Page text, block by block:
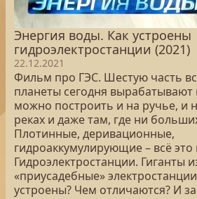
Энергия воды. Как устроены
гидроэлектростанции (2021)
22.12.2021
Фильм про ГЭС. Шестую часть
планеты сегодня
можно построить и на ручье, и
реках и даже там, где ни
Плотинные, деривационные,
гидроаккумулирующие – всё это
Гидроэлектростанции. Гиганты
«приусадебные»
устроены? Чем отличаются? И